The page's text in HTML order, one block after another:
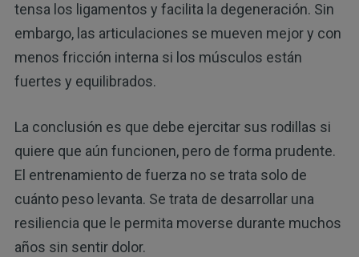
tensa los ligamentos y facilita la degeneración. Sin
embargo, las articulaciones se mueven mejor y con
menos fricción interna si los músculos están
fuertes y equilibrados.
La conclusión es que debe ejercitar sus rodillas si
quiere que aún funcionen, pero de forma prudente.
El entrenamiento de fuerza no se trata solo de
cuánto peso levanta. Se trata de desarrollar una
resiliencia que le permita moverse durante muchos
años sin sentir dolor.